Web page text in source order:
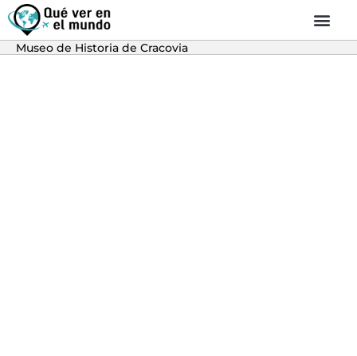
Museo de Historia de Cracovia